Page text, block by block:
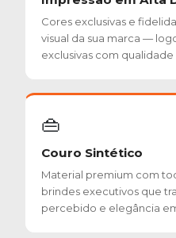
Cores exclusivas e
visual da sua marca —
exclusivas com qualidade
👜
Couro Sintético
Material premium com
brindes executivos que
percebido e elegância